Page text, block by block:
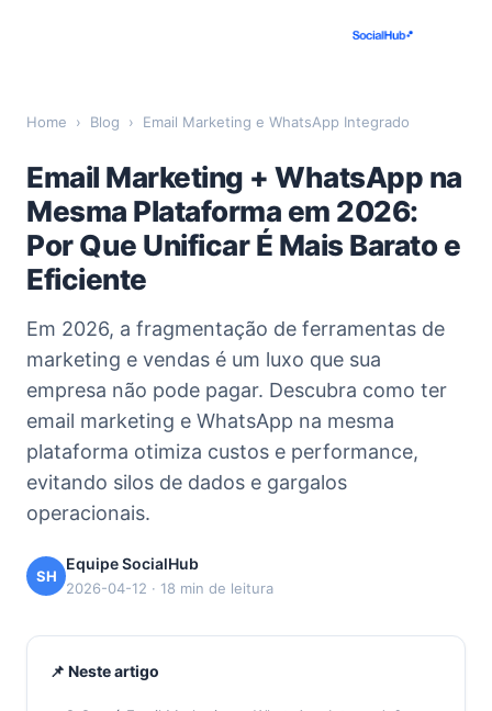
Home › Blog › Email Marketing e WhatsApp Integrado
Email Marketing + WhatsApp na
Mesma Plataforma em 2026:
Por Que Unificar É Mais Barato e
Eficiente
Em 2026, a fragmentação de ferramentas de
marketing e vendas é um luxo que sua
empresa não pode pagar. Descubra como ter
email marketing e WhatsApp na mesma
plataforma otimiza custos e performance,
evitando silos de dados e gargalos
operacionais.
SH
Equipe SocialHub
2026-04-12 · 18 min de leitura
📌 Neste artigo